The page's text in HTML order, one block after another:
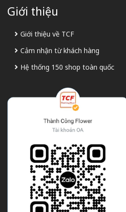
Giới thiệu
Giới thiệu về TCF
Cảm nhận từ khách hàng
Hệ thống 150 shop toàn quốc